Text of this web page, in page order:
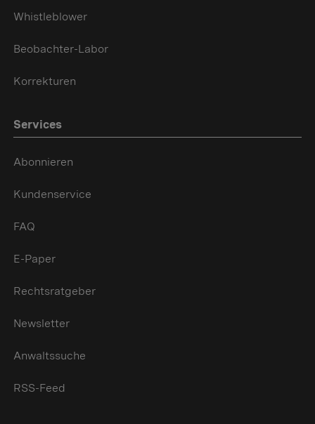
Whistleblower
Beobachter-Labor
Korrekturen
Services
Abonnieren
Kundenservice
FAQ
E-Paper
Rechtsratgeber
Newsletter
Anwaltssuche
RSS-Feed